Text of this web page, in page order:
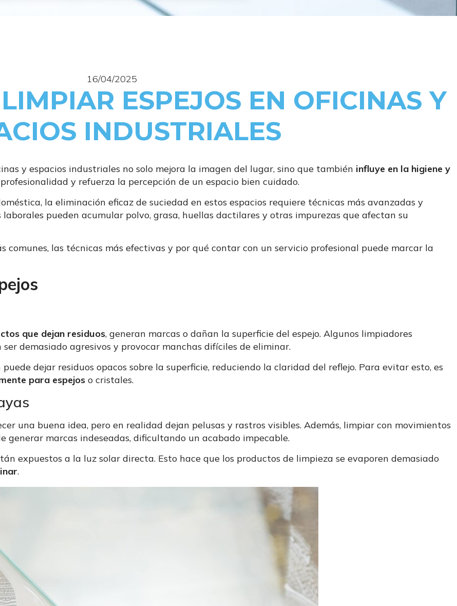
16/04/2025
ESPEJOS EN OFICINAS Y
INDUSTRIALES
y espacios industriales no solo mejora la imagen del lugar, sino que también influye en la higiene y
y refuerza la percepción de un espacio bien cuidado.
la eliminación eficaz de suciedad en estos espacios requiere técnicas más avanzadas y
laborales pueden acumular polvo, grasa, huellas dactilares y otras impurezas que afectan su
comunes, las técnicas más efectivas y por qué contar con un servicio profesional puede marcar la
que dejan residuos, generan marcas o dañan la superficie del espejo. Algunos limpiadores
demasiado agresivos y provocar manchas difíciles de eliminar.
dejar residuos opacos sobre la superficie, reduciendo la claridad del reflejo. Para evitar esto, es
para espejos o cristales.
una buena idea, pero en realidad dejan pelusas y rastros visibles. Además, limpiar con movimientos
marcas indeseadas, dificultando un acabado impecable.
expuestos a la luz solar directa. Esto hace que los productos de limpieza se evaporen demasiado
.